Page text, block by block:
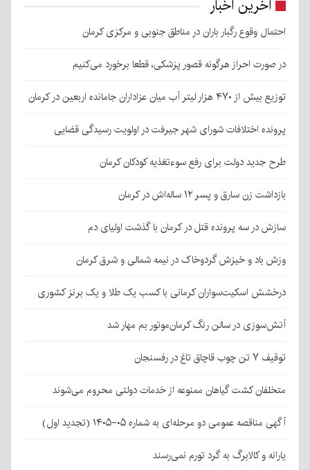
آخرین اخبار
احتمال وقوع رگبار باران در مناطق جنوبی و مرکزی کرمان
در صورت احراز هرگونه قصور پزشکی، قطعا برخورد می‌کنیم
توزیع بیش از ۴۷۰ هزار لیتر آب میان عزاداران جامانده اربعین در کرمان
پرونده اختلافات شورای شهر جیرفت در اولویت رسیدگی قضایی
طرح جدید دولت برای رفع سوءتغذیه کودکان کرمان
بازداشت زن سارق و پسر ۱۲ ساله‌اش در کرمان
سازش در سه پرونده قتل در کرمان با گذشت اولیای دم
وزش باد و خیزش گردوخاک در نیمه شمالی و شرق کرمان
درخشش اسکیت‌سواران کرمانی با کسب یک طلا و یک برنز کشوری
آتش‌سوزی در سالن رنگ کرمان‌موتور بم مهار شد
توقیف ۷ تن چوب قاچاق تاغ در رفسنجان
متخلفان کشت گیاهان ممنوعه از خدمات دولتی محروم می‌شوند
آگهی مناقصه عمومی دو مرحله‌ای به شماره ۰۵-۱۴۰۵ (تجدید اول)
یارانه و کالابرگ به گرد تورم نمی‌رسند